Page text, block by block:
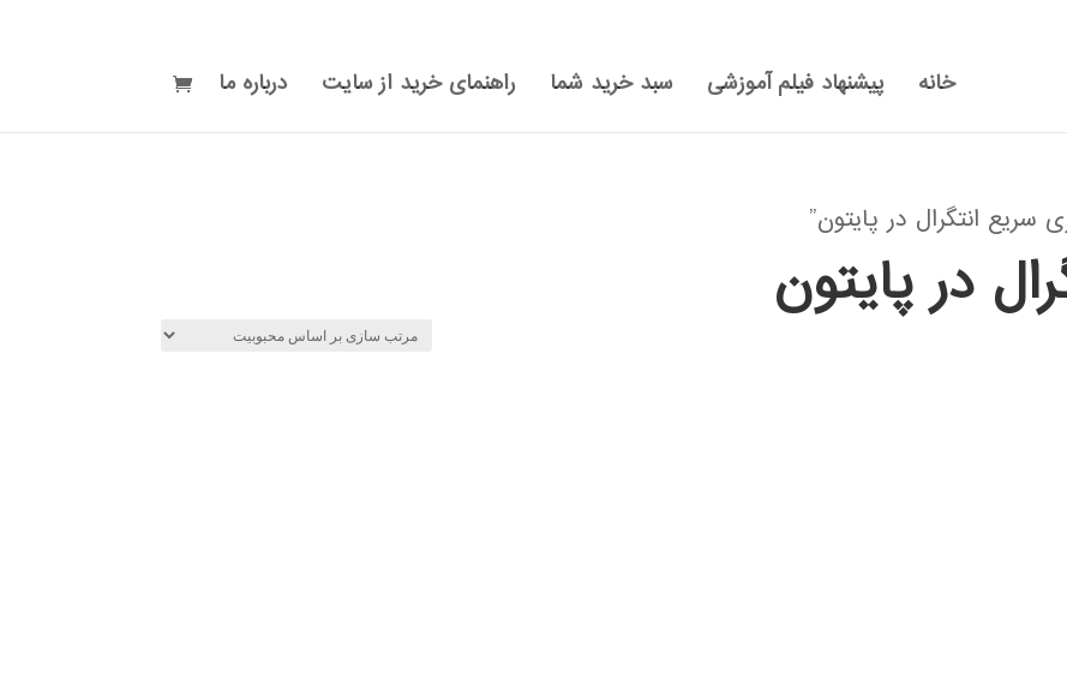
خانه پیشنهاد فیلم آموزشی سبد خرید شما راهنمای خرید از سایت درباره ما
انتگرال در پایتون”
در پایتون